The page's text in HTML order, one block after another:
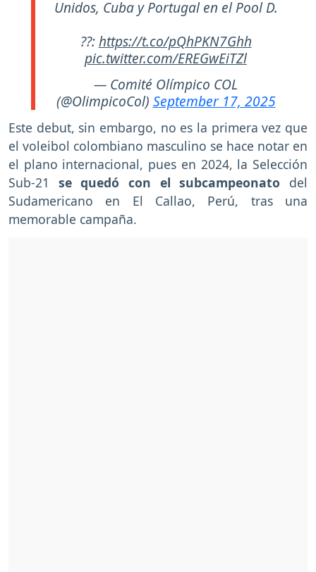
Unidos, Cuba y Portugal en el Pool D.
??:https://t.co/pQhPKN7Ghh
pic.twitter.com/EREGwEiTZl
— Comité Olímpico COL
(@OlimpicoCol) September 17, 2025
Este debut, sin embargo, no es la primera vez que
el voleibol colombiano masculino se hace notar en
el plano internacional, pues en 2024, la Selección
Sub-21 se quedó con el subcampeonato del
Sudamericano en El Callao, Perú, tras una
memorable campaña.